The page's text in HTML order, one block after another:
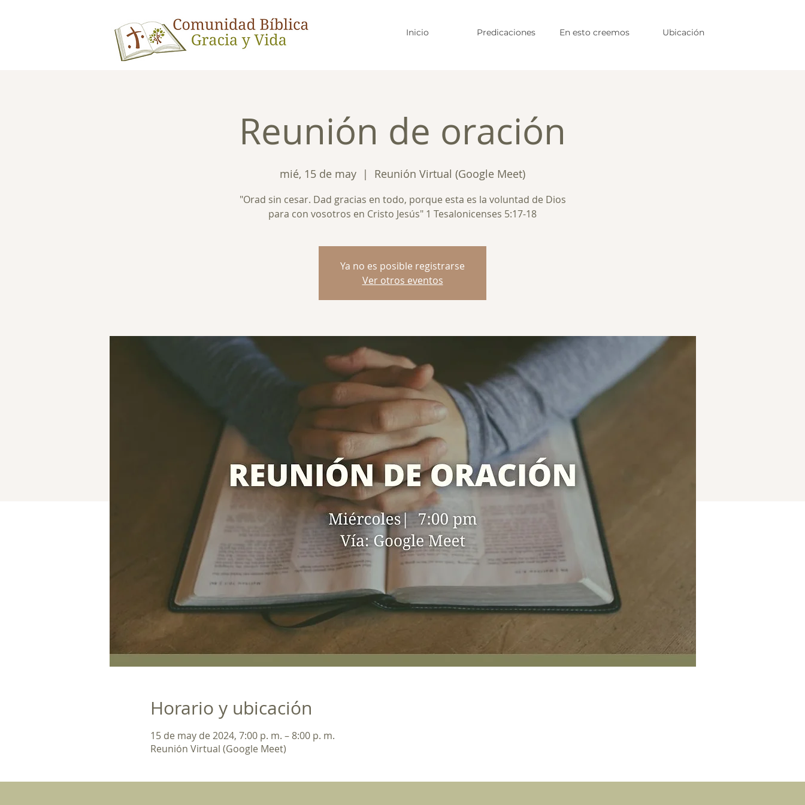
Inicio Predicaciones En esto creemos Ubicación
Reunión de oración
mié, 15 de may
  |
Reunión Virtual (Google Meet)
"Orad sin cesar. Dad gracias en todo, porque esta es la voluntad de Dios
para con vosotros en Cristo Jesús" 1 Tesalonicenses 5:17-18
Ya no es posible registrarse
Ver otros eventos
Horario y ubicación
15 de may de 2024, 7:00 p. m. – 8:00 p. m.
Reunión Virtual (Google Meet)